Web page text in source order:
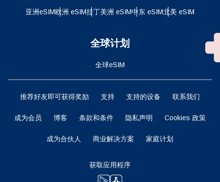
亚洲eSIM欧洲 eSIM拉丁美洲 eSIM中东 eSIM北美 eSIM
全球计划
全球eSIM
推荐好友即可获得奖励 支持 支持的设备 联系我们
成为会员 博客 条款和条件 隐私声明 Cookies 政策
成为合伙人 商业解决方案 家庭计划
获取应用程序